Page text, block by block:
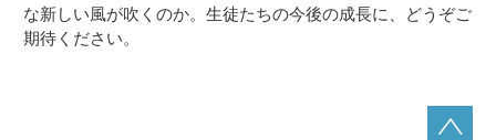
な新しい風が吹くのか。生徒たちの今後の成長に、どうぞご
期待ください。